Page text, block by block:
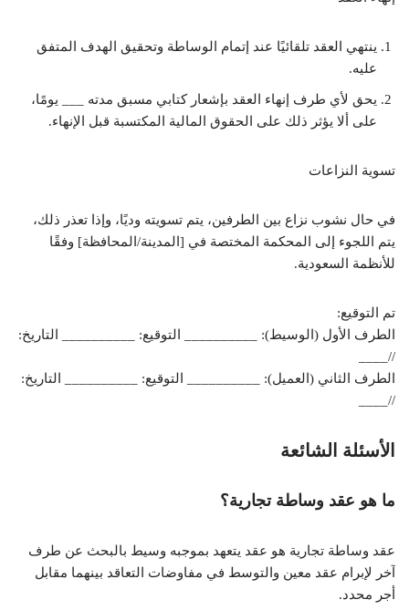
ينتهي العقد تلقائيًا عند إتمام الوساطة وتحقيق الهدف المتفق
عليه.
يحق لأي طرف إنهاء العقد بإشعار كتابي مسبق مدته ___ يومًا،
على ألا يؤثر ذلك على الحقوق المالية المكتسبة قبل الإنهاء.
تسوية النزاعات
في حال نشوب نزاع بين الطرفين، يتم تسويته وديًا، وإذا تعذر ذلك،
يتم اللجوء إلى المحكمة المختصة في [المدينة/المحافظة] وفقًا
للأنظمة السعودية.
تم التوقيع:
الطرف الأول (الوسيط): __________ التوقيع: __________ التاريخ:
//____
الطرف الثاني (العميل): __________ التوقيع: __________ التاريخ:
//____
الأسئلة الشائعة
ما هو عقد وساطة تجارية؟
عقد وساطة تجارية هو عقد يتعهد بموجبه وسيط بالبحث عن طرف
آخر لإبرام عقد معين والتوسط في مفاوضات التعاقد بينهما مقابل
أجر محدد.